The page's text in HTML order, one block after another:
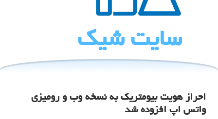
سایت شیك
احراز هویت بیومتریك به نسخه وب و رومیزی
واتس اپ افزوده شد